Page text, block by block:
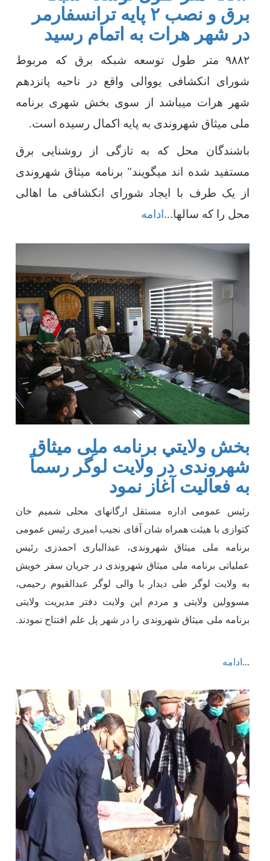
برق و نصب ۲ پایه ترانسفارمر
در شهر هرات به اتمام رسید
۹۸۸۲ متر طول توسعه شبکه برق که مربوط
شورای انکشافی یووالی واقع در ناحیه پانزدهم
شهر هرات میباشد از سوی بخش شهری برنامه
ملی میثاق شهروندی به پایه اکمال رسیده است.
باشندگان محل که به تازگی از روشنایی برق
مستفید شده اند میگویند" برنامه میثاق شهروندی
از یک طرف با ایجاد شورای انکشافی ما اهالی
محل را که سالها...ادامه
بخش ولایتي برنامه ملِی میثاق
شهروندی در ولایت لوگر رسماً
به فعالیت آغاز نمود
رئیس عمومی اداره مستقل ارگانهای محلی شمیم خان
کتوازیبا هیئت همراه شان آقای نجیب امیری رئیس عمومی
برنامه ملی میثاق شهروندی، عبدالباری احمدزی رئیس
عملیاتی برنامه ملی میثاق شهروندی در جریان سفر خویش
به ولایت لوگر طی دیدار با والی لوگر عبدالقیوم رحیمی،
مسوولین ولایتی و مردم این ولایت دفتر مدیریت ولایتی
برنامه ملی میثاق شهروندی را در شهر پل علم افتتاح نمودند.
ادامه